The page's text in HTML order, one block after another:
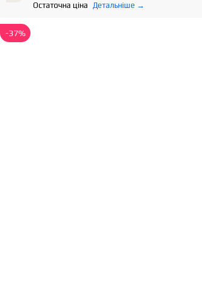
Остаточна ціна Детальніше →
-37%